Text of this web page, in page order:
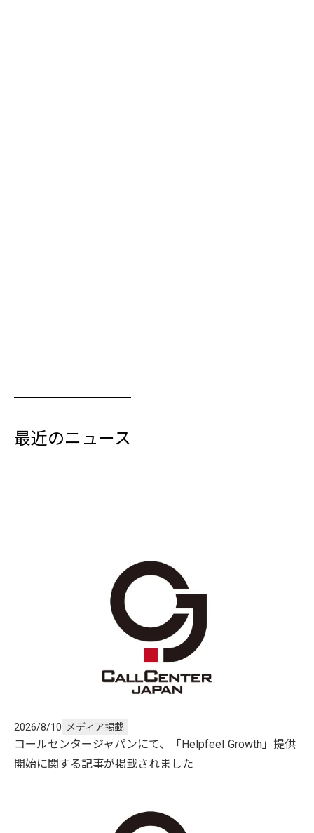
最近のニュース
2026/8/10 メディア掲載
コールセンタージャパンにて、「Helpfeel Growth」提供
開始に関する記事が掲載されました